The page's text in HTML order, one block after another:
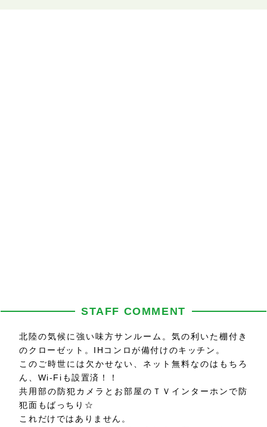
STAFF COMMENT
北陸の気候に強い味方サンルーム。気の利いた棚付き
のクローゼット。IHコンロが備付けのキッチン。
このご時世には欠かせない、ネット無料なのはもちろ
ん、Wi-Fiも設置済！！
共用部の防犯カメラとお部屋のＴＶインターホンで防
犯面もばっちり☆
これだけではありません。